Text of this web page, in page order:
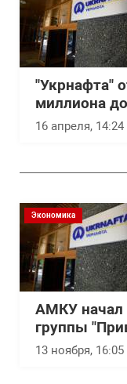
"Укрнафта"
миллиона
16 апреля, 14:24
Экономика
АМКУ начал
группы
13 ноября, 16:05